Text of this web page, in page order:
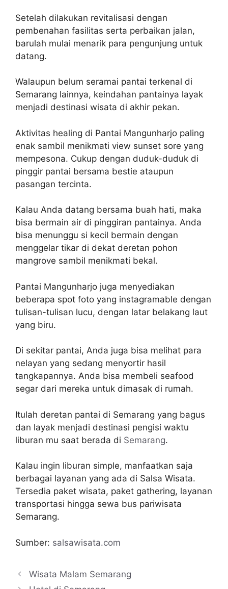
Setelah dilakukan revitalisasi dengan
pembenahan fasilitas serta perbaikan jalan,
barulah mulai menarik para pengunjung untuk
datang.
Walaupun belum seramai pantai terkenal di
Semarang lainnya, keindahan pantainya layak
menjadi destinasi wisata di akhir pekan.
Aktivitas healing di Pantai Mangunharjo paling
enak sambil menikmati view sunset sore yang
mempesona. Cukup dengan duduk-duduk di
pinggir pantai bersama bestie ataupun
pasangan tercinta.
Kalau Anda datang bersama buah hati, maka
bisa bermain air di pinggiran pantainya. Anda
bisa menunggu si kecil bermain dengan
menggelar tikar di dekat deretan pohon
mangrove sambil menikmati bekal.
Pantai Mangunharjo juga menyediakan
beberapa spot foto yang instagramable dengan
tulisan-tulisan lucu, dengan latar belakang laut
yang biru.
Di sekitar pantai, Anda juga bisa melihat para
nelayan yang sedang menyortir hasil
tangkapannya. Anda bisa membeli seafood
segar dari mereka untuk dimasak di rumah.
Itulah deretan pantai di Semarang yang bagus
dan layak menjadi destinasi pengisi waktu
liburan mu saat berada di Semarang.
Kalau ingin liburan simple, manfaatkan saja
berbagai layanan yang ada di Salsa Wisata.
Tersedia paket wisata, paket gathering, layanan
transportasi hingga sewa bus pariwisata
Semarang.
Sumber: salsawisata.com
Wisata Malam Semarang